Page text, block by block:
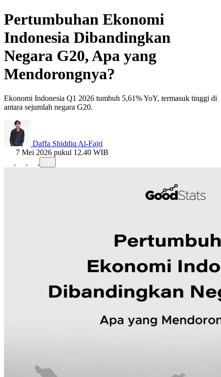
Pertumbuhan Ekonomi
Indonesia Dibandingkan
Negara G20, Apa yang
Mendorongnya?
Ekonomi Indonesia Q1 2026 tumbuh 5,61% YoY, termasuk tinggi di
antara sejumlah negara G20.
Daffa Shiddiq Al-Fajri
7 Mei 2026 pukul 12.40 WIB